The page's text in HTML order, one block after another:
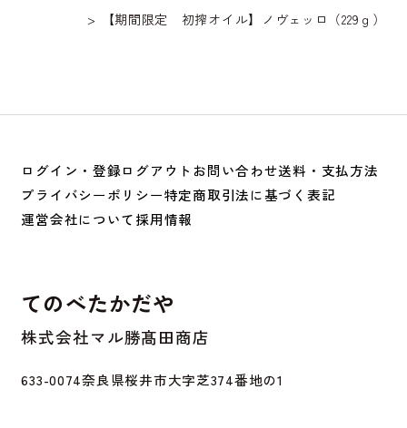
【期間限定 初搾オイル】ノヴェッロ（229ｇ）
てのべたかだや
株式会社マル勝髙田商店
633-0074奈良県桜井市大字芝374番地の1
ログイン・登録ログアウト お問い合わせ送料・支払方法
プライバシーポリシー特定商取引法に基づく表記
運営会社について採用情報